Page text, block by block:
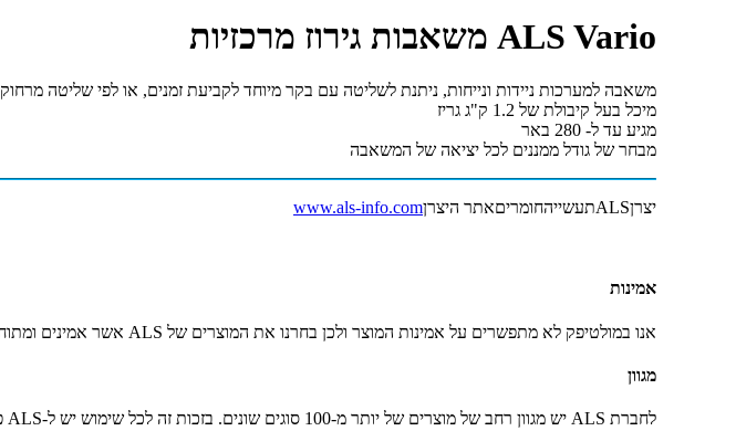
ALS Vario משאבות גירוז מרכזיות
משאבה למערכות ניידות ונייחות, ניתנת לשליטה עם בקר מיוחד לקביעת זמנים, או לפי שליטה מרחוק
מיכל בעל קיבולת של 1.2 ק"ג גריז
מגיע עד ל- 280 באר
מבחר של גודל ממננים לכל יציאה של המשאבה
יצרןALSתעשייהחומריםאתר היצרןwww.als-info.com
אמינות
אנו במולטיפק לא מתפשרים על אמינות המוצר ולכן בחרנו את המוצרים של ALS אשר אמינים ומתוחזקים היטב.
מגוון
לחברת ALS יש מגוון רחב של מוצרים של יותר מ-100 סוגים שונים. בזכות זה לכל שימוש יש ל-ALS פתרון.